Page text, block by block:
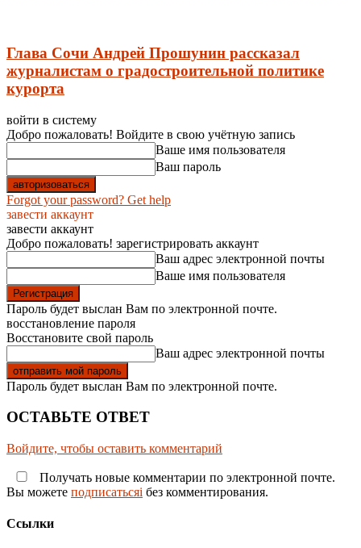
Глава Сочи Андрей Прошунин рассказал
журналистам о градостроительной политике
курорта
войти в систему
Добро пожаловать! Войдите в свою учётную запись
Ваше имя пользователя
Ваш пароль
Forgot your password? Get help
завести аккаунт
завести аккаунт
Добро пожаловать! зарегистрировать аккаунт
Ваш адрес электронной почты
Ваше имя пользователя
Пароль будет выслан Вам по электронной почте.
восстановление пароля
Восстановите свой пароль
Ваш адрес электронной почты
Пароль будет выслан Вам по электронной почте.
ОСТАВЬТЕ ОТВЕТ
Войдите, чтобы оставить комментарий
Получать новые комментарии по электронной почте.
Вы можете подписатьсяi без комментирования.
Ссылки